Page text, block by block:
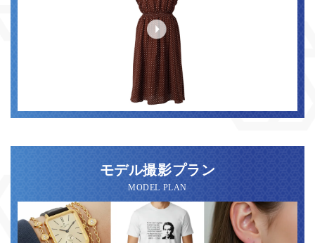
モデル撮影プラン
MODEL PLAN